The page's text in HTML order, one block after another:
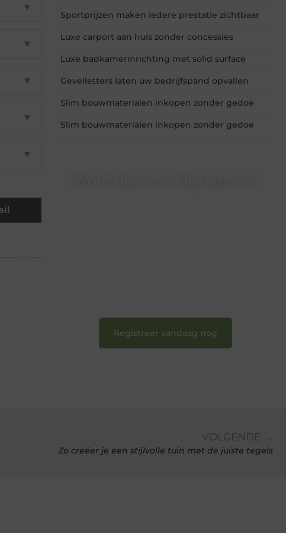
▼
▼
▼
▼
▼
Sportprijzen maken iedere prestatie zichtbaar
Luxe carport aan huis zonder concessies
Luxe badkamerinrichting met solid surface
Gevelletters laten uw bedrijfspand opvallen
Slim bouwmaterialen inkopen zonder gedoe
Slim bouwmaterialen inkopen zonder gedoe
Registreer vandaag nog
VOLGENDE →
Zo creëer je een stijlvolle tuin met de juiste tegels